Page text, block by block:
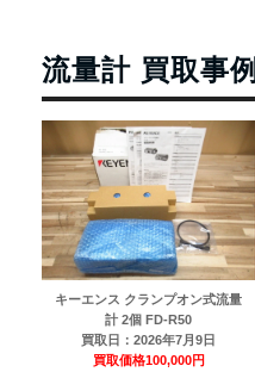
流量計 買取事例
キーエンス クランプオン式流量
計 2個 FD-R50
買取日： 2026年7月9日
買取価格100,000円